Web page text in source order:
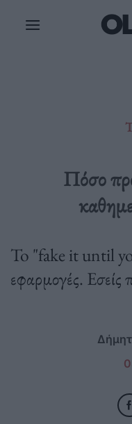
Πόσο
To "fake it until
εφαρμογές. Εσείς